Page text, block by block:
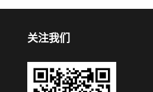
关注我们